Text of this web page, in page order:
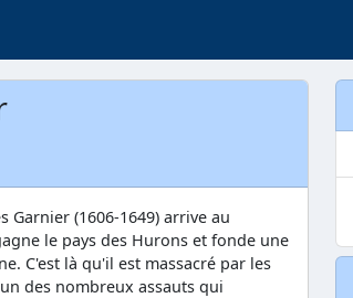
Garnier (1606-1649) arrive au
le pays des Hurons et fonde une
C'est là qu'il est massacré par les
des nombreux assauts qui